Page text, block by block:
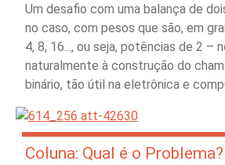
Um desafio com uma balança de
no caso, com pesos que são, em
4, 8, 16..., ou seja, potências de 2 –
naturalmente à construção do
binário, tão útil na eletrônica e
Coluna: Qual é o Problema?